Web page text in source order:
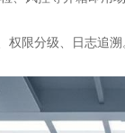
权限分级、日志追溯